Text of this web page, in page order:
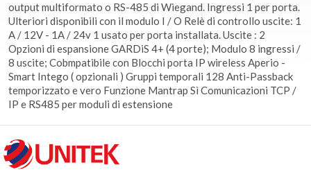
output multiformato o RS-485 di Wiegand. Ingressi 1 per porta.
Ulteriori disponibili con il modulo I / O Relè di controllo uscite: 1
A / 12V - 1A / 24v 1 usato per porta installata. Uscite : 2
Opzioni di espansione GARDiS 4+ (4 porte); Modulo 8 ingressi /
8 uscite; Cobmpatibile con Blocchi porta IP wireless Aperio -
Smart Intego ( opzionali ) Gruppi temporali 128 Anti-Passback
temporizzato e vero Funzione Mantrap Sì Comunicazioni TCP /
IP e RS485 per moduli di estensione